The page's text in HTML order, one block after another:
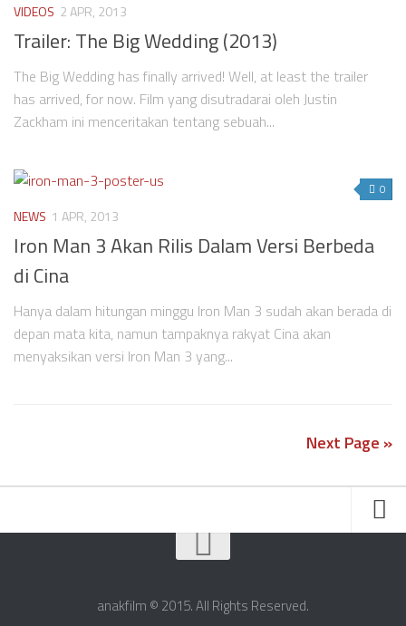
VIDEOS 2 APR, 2013
Trailer: The Big Wedding (2013)
The Big Wedding has finally arrived! Well, at least the trailer
has arrived, for now. Film yang disutradarai oleh Justin
Zackham ini menceritakan tentang sebuah...
0
NEWS 1 APR, 2013
Iron Man 3 Akan Rilis Dalam Versi Berbeda
di Cina
Hanya dalam hitungan minggu Iron Man 3 sudah akan berada di
depan mata kita, namun tampaknya rakyat Cina akan
menyaksikan versi Iron Man 3 yang...
Next Page »
anakfilm © 2015. All Rights Reserved.